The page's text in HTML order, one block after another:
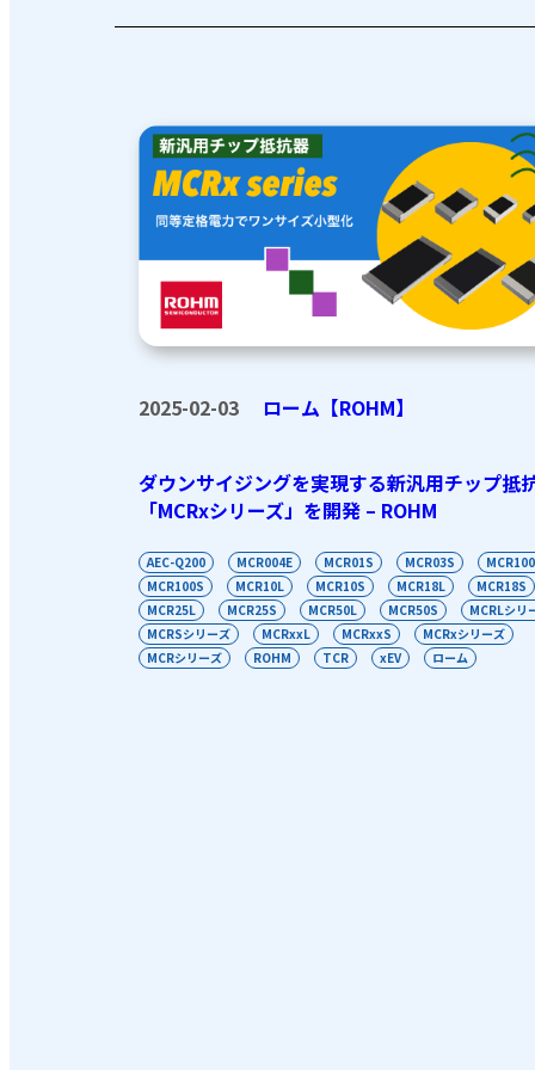
2025-02-03 ローム【ROHM】
ダウンサイジングを実現する新汎用チップ抵
「MCRxシリーズ」を開発 – ROHM
AEC-Q200 MCR004E MCR01S MCR03S
MCR100S
MCR10L MCR10S MCR18L
MCR18S
MCR25L
MCR25S MCR50L MCR50S
MCRLシリ
MCRSシリーズ
MCRxxL MCRxxS
MCRxシリーズ
MCRシリーズ
ROHM TCR xEV ローム